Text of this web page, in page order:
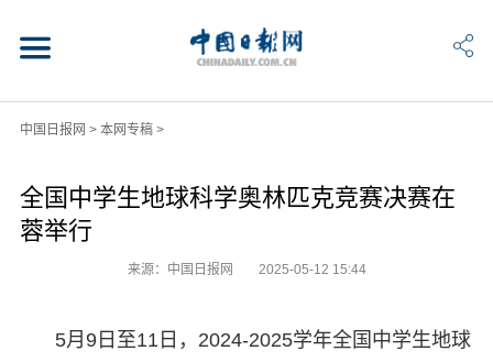
中国日报网 > 本网专稿>
全国中学生地球科学奥林匹克竞赛决赛在
蓉举行
来源：中国日报网 2025-05-12 15:44
5月9日至11日，2024-2025学年全国中学生地球